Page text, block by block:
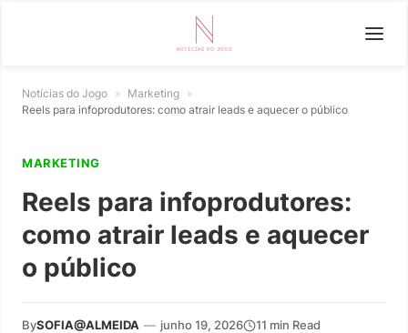
Notícias do Jogo » Marketing »
Reels para infoprodutores: como atrair leads e aquecer o público
MARKETING
Reels para infoprodutores:
como atrair leads e aquecer
o público
BySOFIA@ALMEIDA — junho 19, 2026 11 min Read